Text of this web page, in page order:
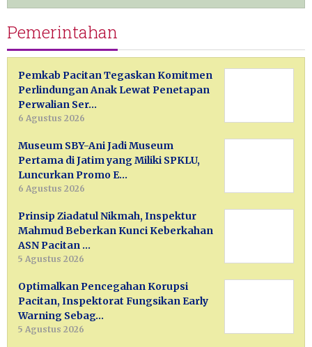
Pemerintahan
Pemkab Pacitan Tegaskan Komitmen
Perlindungan Anak Lewat Penetapan
Perwalian Ser…
6 Agustus 2026
Museum SBY-Ani Jadi Museum
Pertama di Jatim yang Miliki SPKLU,
Luncurkan Promo E…
6 Agustus 2026
Prinsip Ziadatul Nikmah, Inspektur
Mahmud Beberkan Kunci Keberkahan
ASN Pacitan …
5 Agustus 2026
Optimalkan Pencegahan Korupsi
Pacitan, Inspektorat Fungsikan Early
Warning Sebag…
5 Agustus 2026